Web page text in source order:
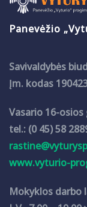
Panevėžio
Savivaldybės
Įm. kodas
Vasario 16-osios
tel.: (0 45) 58
www.vyturio-
Mokyklos darbo